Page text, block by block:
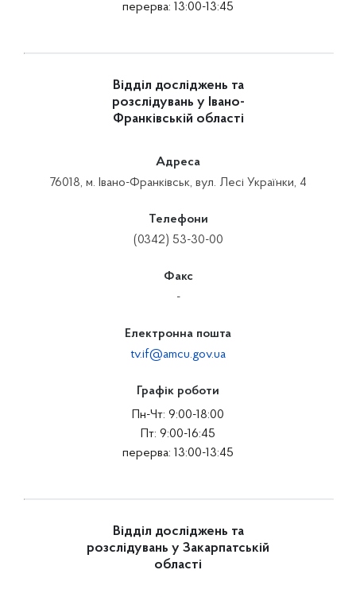
перерва: 13:00-13:45
Відділ досліджень та
розслідувань у Івано-
Франківській області
Адреса
76018, м. Івано-Франківськ, вул. Лесі Українки, 4
Телефони
(0342) 53-30-00
Факс
-
Електронна пошта
tv.if@amcu.gov.ua
Графік роботи
Пн-Чт: 9:00-18:00
Пт: 9:00-16:45
перерва: 13:00-13:45
Відділ досліджень та
розслідувань у Закарпатській
області